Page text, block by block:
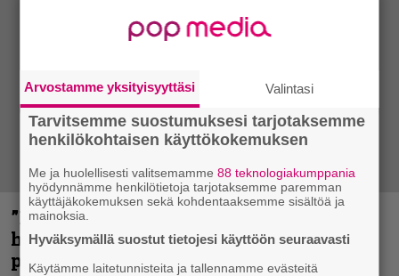
”Mitalini näyttää ihan plektralta” –
huippu-uimari jamittelee Megadethiä
palkinnollaan
Arvostamme yksityisyyttäsi Valintasi
Tarvitsemme suostumuksesi tarjotaksemme
henkilökohtaisen käyttökokemuksen
Me ja huolellisesti valitsemamme88 teknologiakumppania
hyödynnämme henkilötietoja tarjotaksemme paremman
käyttäjäkokemuksen sekä kohdentaaksemme sisältöä ja
mainoksia.
Hyväksymällä suostut tietojesi käyttöön seuraavasti
Käytämme laitetunnisteita ja tallennamme evästeitä